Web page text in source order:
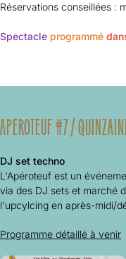
Réservations conseillées :
Spectacle programmé
APEROTEUF #7 /
DJ set techno
L'Apéroteuf est un
via des DJ sets et marché
l'upcylcing en après-midi/
Programme détaillé à venir